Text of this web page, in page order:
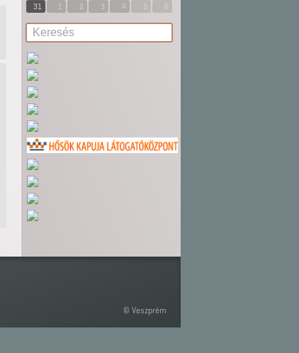
31
1 2 3 4 5 6
© Veszprém